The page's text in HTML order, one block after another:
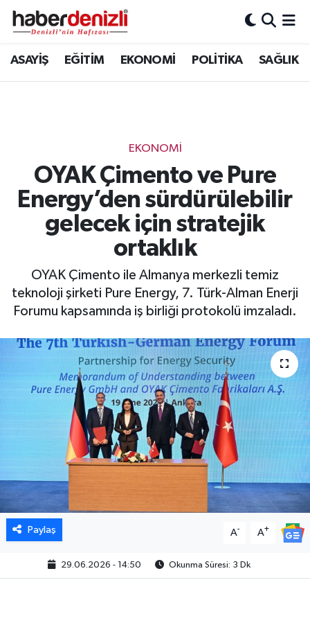
ASAYİŞ EĞİTİM EKONOMİ POLİTİKA SAĞLIK
EKONOMİ
OYAK Çimento ve Pure
Energy’den sürdürülebilir
gelecek için stratejik
ortaklık
OYAK Çimento ile Almanya merkezli temiz
teknoloji şirketi Pure Energy, 7. Türk-Alman Enerji
Forumu kapsamında iş birliği protokolü imzaladı.
Paylaş A- A+
29.06.2026 - 14:50 Okunma Süresi: 3 Dk
Denizli Nöbetçi Eczaneler
Tüm Manşetler
Son Dakika Haberleri